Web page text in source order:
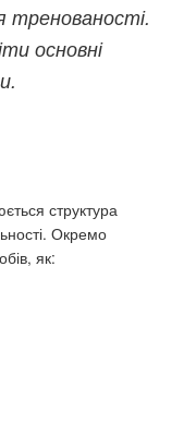
тренованості.
основні
структура
Окремо
як: